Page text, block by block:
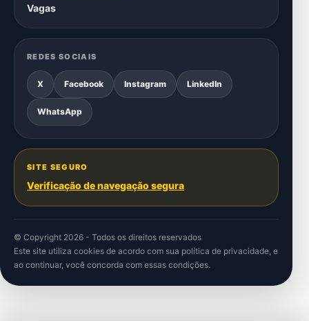
Vagas
REDES SOCIAIS
X Facebook Instagram LinkedIn
WhatsApp
SITE SEGURO
Verificação de navegação segura
© Copyright 2026 - Todos os direitos reservados
Este site utiliza cookies de acordo com sua política de privacidade, e
ao continuar, você concorda com essas condições.